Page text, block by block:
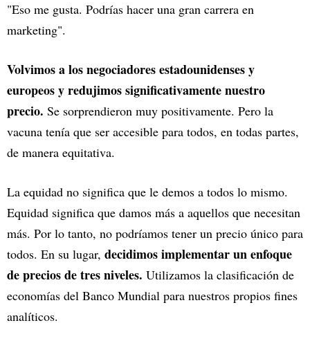
"Eso me gusta. Podrías hacer una gran carrera en
marketing".
Volvimos a los negociadores estadounidenses y
europeos y redujimos significativamente nuestro
precio. Se sorprendieron muy positivamente. Pero la
vacuna tenía que ser accesible para todos, en todas partes,
de manera equitativa.
La equidad no significa que le demos a todos lo mismo.
Equidad significa que damos más a aquellos que necesitan
más. Por lo tanto, no podríamos tener un precio único para
todos. En su lugar, decidimos implementar un enfoque
de precios de tres niveles. Utilizamos la clasificación de
economías del Banco Mundial para nuestros propios fines
analíticos.